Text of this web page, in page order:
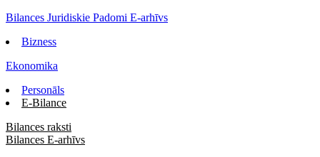
Bilances Juridiskie Padomi E-arhīvs
Bizness
Ekonomika
Personāls
E-Bilance
Bilances raksti
Bilances E-arhīvs